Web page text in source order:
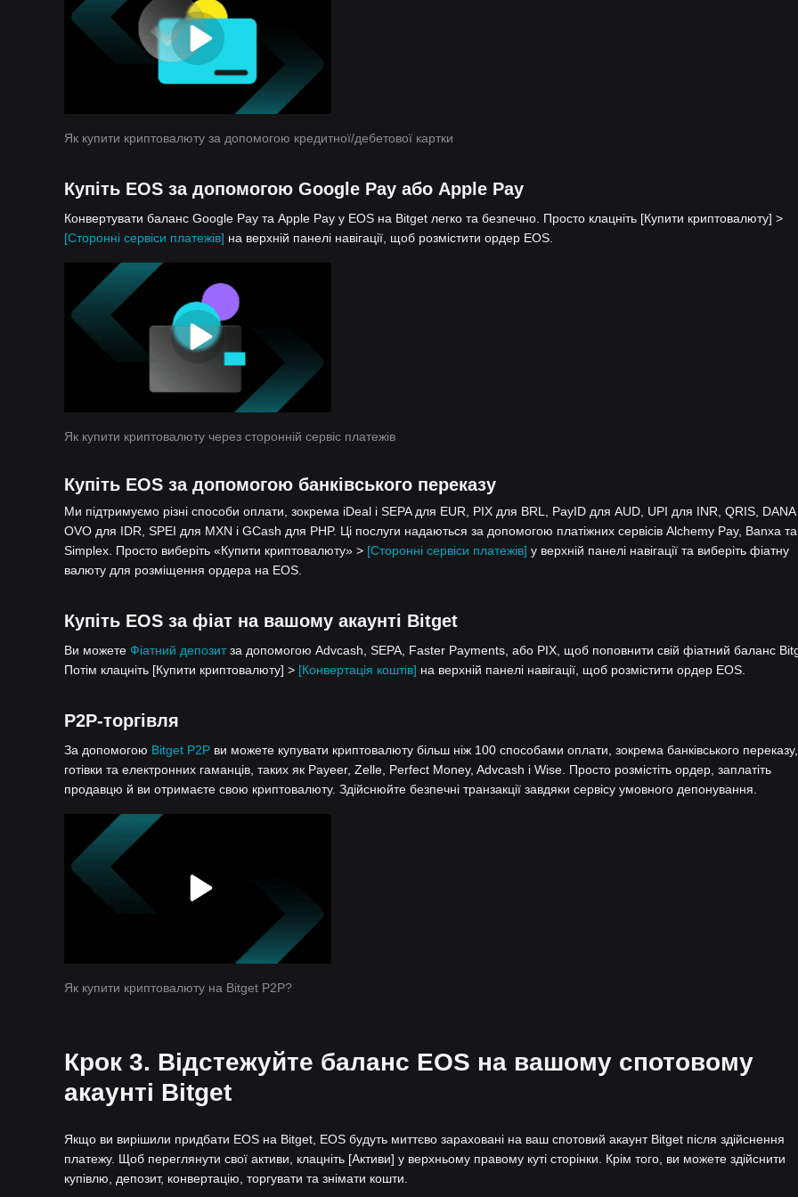
Як купити криптовалюту за допомогою кредитної/дебетової картки
Купіть EOS за допомогою Google Pay або Apple Pay
Конвертувати баланс Google Pay та Apple Pay у EOS на Bitget легко та безпечно. Просто клацніть [Купити криптовалюту] >
[Сторонні сервіси платежів] на верхній панелі навігації, щоб розмістити ордер EOS.
Як купити криптовалюту через сторонній сервіс платежів
Купіть EOS за допомогою банківського переказу
Ми підтримуємо різні способи оплати, зокрема iDeal і SEPA для EUR, PIX для BRL, PayID для AUD, UPI для INR, QRIS, DANA
OVO для IDR, SPEI для MXN і GCash для PHP. Ці послуги надаються за допомогою платіжних сервісів Alchemy Pay, Banxa та
Simplex. Просто виберіть «Купити криптовалюту» > [Сторонні сервіси платежів] у верхній панелі навігації та виберіть фіатну
валюту для розміщення ордера на EOS.
Купіть EOS за фіат на вашому акаунті Bitget
Ви можете Фіатний депозитза допомогою Advcash, SEPA, Faster Payments, або PIX, щоб поповнити свій фіатний баланс
Потім клацніть [Купити криптовалюту] > [Конвертація коштів] на верхній панелі навігації, щоб розмістити ордер EOS.
P2P-торгівля
За допомогою Bitget P2P ви можете купувати криптовалюту більш ніж 100 способами оплати, зокрема банківського переказу,
готівки та електронних гаманців, таких як Payeer, Zelle, Perfect Money, Advcash і Wise. Просто розмістіть ордер, заплатіть
продавцю й ви отримаєте свою криптовалюту. Здійснюйте безпечні транзакції завдяки сервісу умовного депонування.
Як купити криптовалюту на Bitget P2P?
Крок 3. Відстежуйте баланс EOS на вашому спотовому
акаунті Bitget
Якщо ви вирішили придбати EOS на Bitget, EOS будуть миттєво зараховані на ваш спотовий акаунт Bitget після здійснення
платежу. Щоб переглянути свої активи, клацніть [Активи] у верхньому правому куті сторінки. Крім того, ви можете здійснити
купівлю, депозит, конвертацію, торгувати та знімати кошти.